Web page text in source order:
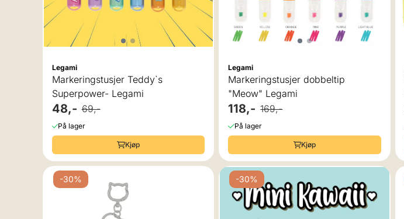
Legami
Markeringstusjer Teddy`s
Superpower- Legami
48,- 69,-
På lager
Kjøp
Legami
Markeringstusjer dobbeltip
"Meow" Legami
118,- 169,-
På lager
Kjøp
-30% -30%